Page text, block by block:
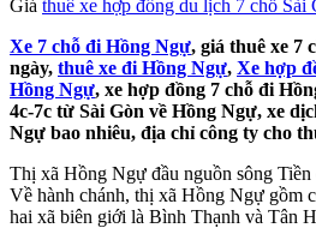
Giá thuê xe hợp đồng du lịch 7 chỗ
Xe 7 chỗ đi Hồng Ngự, giá thuê xe 7
ngày, thuê xe đi Hồng Ngự, Xe hợp
Hồng Ngự, xe hợp đồng 7 chỗ đi
4c-7c từ Sài Gòn về Hồng Ngự, xe
Ngự bao nhiêu, địa chỉ công ty cho
Thị xã Hồng Ngự đầu nguồn sông
Về hành chánh, thị xã Hồng Ngự gồm
hai xã biên giới là Bình Thạnh và Tân